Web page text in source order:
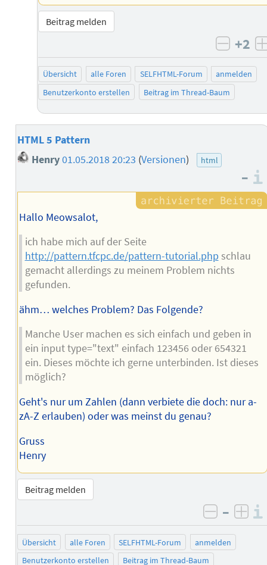
Beitrag melden
+2
Übersicht alle Foren SELFHTML-Forum
anmelden
Benutzerkonto erstellen
Beitrag im Thread-Baum
HTML 5 Pattern
Henry01.05.2018 20:23 (Versionen) html
–
Hallo Meowsalot,
ich habe mich auf der Seite
http://pattern.tfcpc.de/pattern-tutorial.php schlau
gemacht allerdings zu meinem Problem nichts
gefunden.
ähm… welches Problem? Das Folgende?
Manche User machen es sich einfach und geben in
ein input type="text" einfach 123456 oder 654321
ein. Dieses möchte ich gerne unterbinden. Ist dieses
möglich?
Geht's nur um Zahlen (dann verbiete die doch: nur a-
zA-Z erlauben) oder was meinst du genau?
Gruss
Henry
Beitrag melden
negativ
–
Übersicht alle Foren SELFHTML-Forum
anmelden
Benutzerkonto erstellen
Beitrag im Thread-Baum